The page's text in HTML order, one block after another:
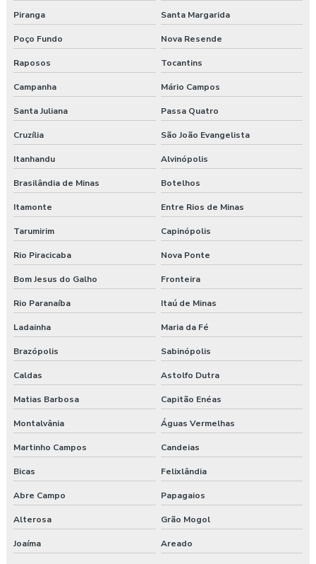
Piranga Santa Margarida
Poço Fundo Nova Resende
Raposos Tocantins
Campanha Mário Campos
Santa Juliana Passa Quatro
Cruzília São João Evangelista
Itanhandu Alvinópolis
Brasilândia de Minas Botelhos
Itamonte Entre Rios de Minas
Tarumirim Capinópolis
Rio Piracicaba Nova Ponte
Bom Jesus do Galho Fronteira
Rio Paranaíba Itaú de Minas
Ladainha Maria da Fé
Brazópolis Sabinópolis
Caldas Astolfo Dutra
Matias Barbosa Capitão Enéas
Montalvânia Águas Vermelhas
Martinho Campos Candeias
Bicas Felixlândia
Abre Campo Papagaios
Alterosa Grão Mogol
Joaíma Areado